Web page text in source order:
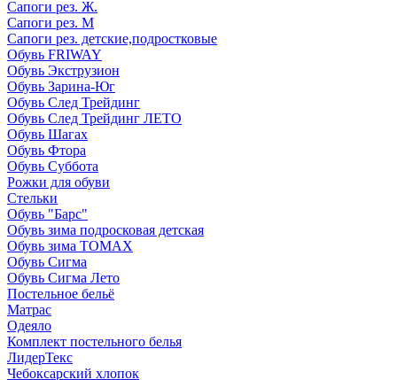
Сапоги рез. Ж.
Сапоги рез. М
Сапоги рез. детские,подростковые
Обувь FRIWAY
Обувь Экструзион
Обувь Зарина-Юг
Обувь След Трейдинг
Обувь След Трейдинг ЛЕТО
Обувь Шагах
Обувь Фтора
Обувь Суббота
Рожки для обуви
Стельки
Обувь "Барс"
Обувь зима подросковая детская
Обувь зима ТОМАХ
Обувь Сигма
Обувь Сигма Лето
Постельное бельё
Матрас
Одеяло
Комплект постельного белья
ЛидерТекс
Чебоксарский хлопок